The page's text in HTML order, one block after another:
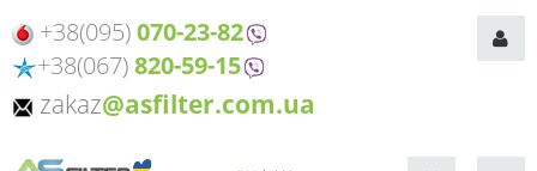
+38(095)070-23-82
+38(067)820-59-15
zakaz@asfilter.com.ua